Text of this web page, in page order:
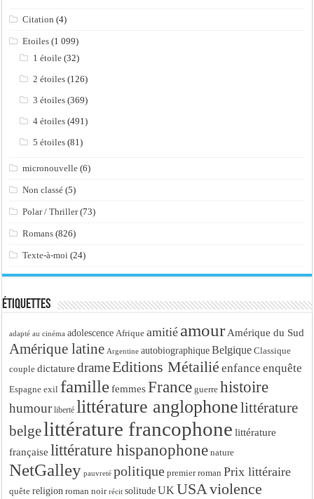
Citation (4)
Etoiles (1 099)
1 étoile (32)
2 étoiles (126)
3 étoiles (369)
4 étoiles (491)
5 étoiles (81)
micronouvelle (6)
Non classé (5)
Polar / Thriller(73)
Romans (826)
Texte-à-moi (24)
Étiquettes
adapté au cinéma adolescence Afrique amitié amour Amérique du Sud
Amérique latine Argentine autobiographique Belgique Classique
couple dictature drameEditions Métailié enfance enquête
Espagne exil famille femmes France guerre histoire
humour liberté littérature anglophonelittérature
belgelittérature francophone littérature
française littérature hispanophone nature
NetGalley pauvreté politique premier roman Prix littéraire
quête religion roman noir récit solitude UK USAviolence